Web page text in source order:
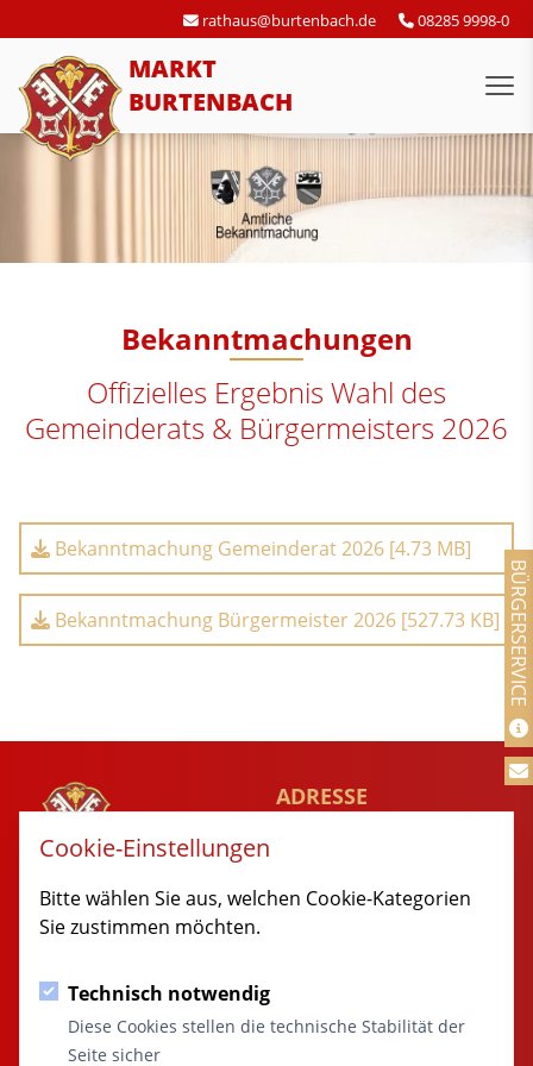
rathaus@burtenbach.de 08285 9998-0
MARKT
BURTENBACH
BÜRGERSERVICE
Bekanntmachungen
Offizielles Ergebnis Wahl des
Gemeinderats & Bürgermeisters 2026
Bekanntmachung Gemeinderat 2026 [4.73 MB]
Bekanntmachung Bürgermeister 2026 [527.73 KB]
Cookie-Einstellungen
Bitte wählen Sie aus, welchen Cookie-Kategorien
Sie zustimmen möchten.
Technisch notwendig
Diese Cookies stellen die technische Stabilität der
Seite sicher
BURTENBACH
ADRESSE
KONTAKT
08285 / 9998-0
rathaus@burtenbach.de
Startseite